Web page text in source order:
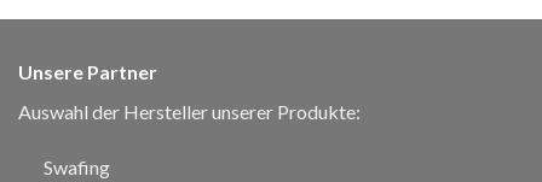
Unsere Partner
Auswahl der Hersteller unserer Produkte:
Swafing